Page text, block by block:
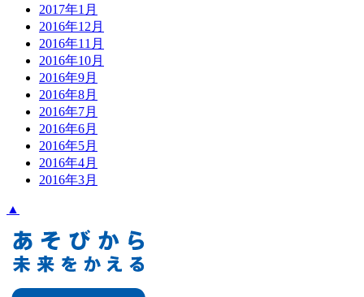
2017年1月
2016年12月
2016年11月
2016年10月
2016年9月
2016年8月
2016年7月
2016年6月
2016年5月
2016年4月
2016年3月
▲